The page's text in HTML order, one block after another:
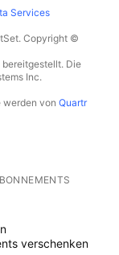
Services
Copyright ©
Die
Inc.
werden von Quartr
verschenken